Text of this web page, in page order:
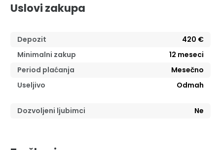
Uslovi zakupa
Depozit
420 €
Minimalni zakup
12 meseci
Period plaćanja
Mesečno
Useljivo
Odmah
Dozvoljeni ljubimci Ne